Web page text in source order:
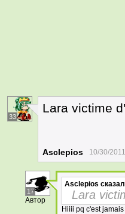
33
Lara victime
Asclepios 10/30/
17
Автор
Asclepios
Lara
Hiiii pq c'est